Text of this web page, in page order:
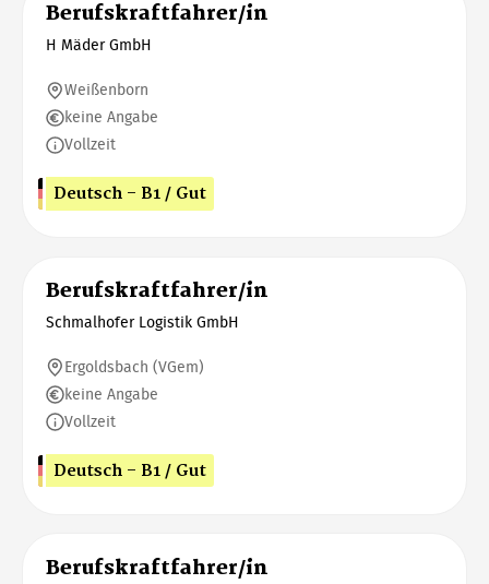
Berufskraftfahrer/in
H Mäder GmbH
Weißenborn
keine Angabe
Vollzeit
Deutsch - B1 / Gut
Berufskraftfahrer/in
Schmalhofer Logistik GmbH
Ergoldsbach (VGem)
keine Angabe
Vollzeit
Deutsch - B1 / Gut
Berufskraftfahrer/in